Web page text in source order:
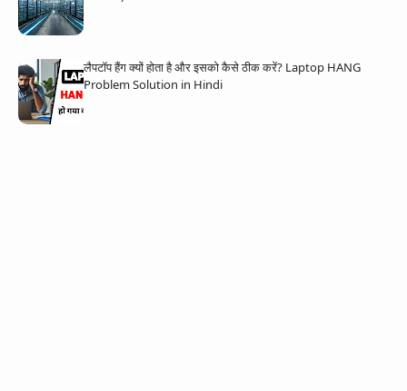
लैपटॉप हैंग क्यों होता है और इसको कैसे ठीक करें? Laptop HANG
Problem Solution in Hindi